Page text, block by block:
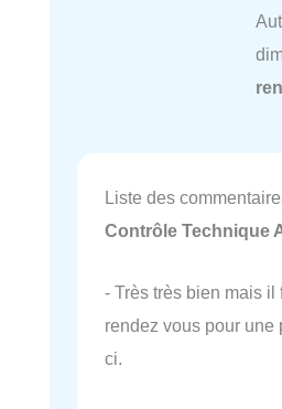
Liste des
Contrôle Technique
- Très très bien mais il
rendez vous pour une
ci.